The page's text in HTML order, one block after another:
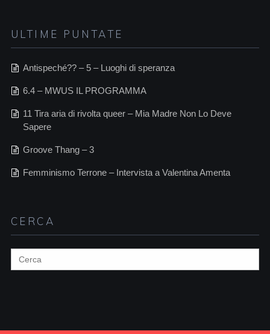
ULTIME PUNTATE
Antispeché?? – 5 – Luoghi di speranza
6.4 – MWUS IL PROGRAMMA
11 Tira aria di rivolta queer – Mia Madre Non Lo Deve
Sapere
Groove Thang – 3
Femminismo Terrone – Intervista a Valentina Amenta
CERCA
Search
for: